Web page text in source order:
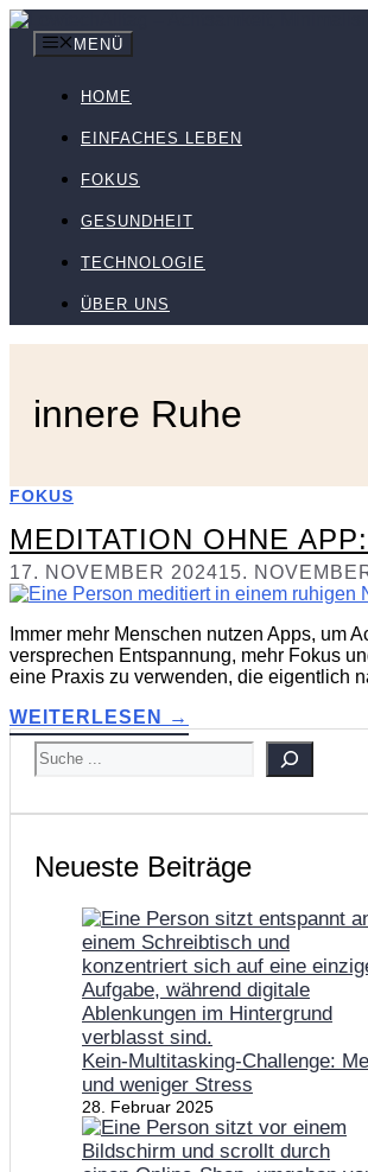
Zum
Inhalt
springen
MENÜ
HOME
EINFACHES LEBEN
FOKUS
GESUNDHEIT
TECHNOLOGIE
ÜBER UNS
innere Ruhe
FOKUS
MEDITATION OHNE
17. NOVEMBER 202415.
Immer mehr Menschen nutzen Apps, um
versprechen Entspannung, mehr Fokus
eine Praxis zu verwenden, die eigentlich
WEITERLESEN →
SUCHEN
Neueste Beiträge
Kein-Multitasking-Challenge:
und weniger Stress
28. Februar 2025